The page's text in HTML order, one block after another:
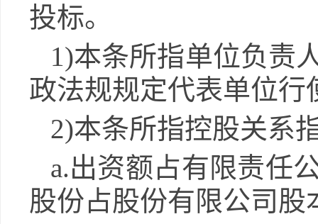
投标。
1)本条所指单位负责
政法规规定代表单位
2)本条所指控股关系
a.出资额占有限责任
股份占股份有限公司